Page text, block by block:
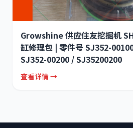
Growshine 供应住友挖掘机
缸修理包 | 零件号 SJ352-
SJ352-00200 / SJ35200200
查看详情 →